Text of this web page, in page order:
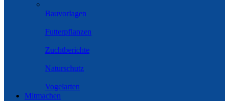
Bauvorlagen
Futterpflanzen
Zuchtberichte
Naturschutz
Vogelarten
Mitmachen